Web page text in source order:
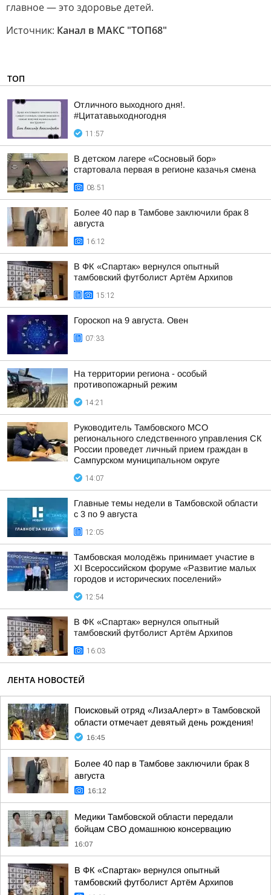
главное — это здоровье детей.
Источник: Канал в МАКС "ТОП68"
ТОП
Отличного выходного дня!.
#Цитатавыходногодня
11:57
В детском лагере «Сосновый бор»
стартовала первая в регионе казачья смена
08:51
Более 40 пар в Тамбове заключили брак 8
августа
16:12
В ФК «Спартак» вернулся опытный
тамбовский футболист Артём Архипов
15:12
Гороскоп на 9 августа. Овен
07:33
На территории региона - особый
противопожарный режим
14:21
Руководитель Тамбовского МСО
регионального следственного управления СК
России проведет личный прием граждан в
Сампурском муниципальном округе
14:07
Главные темы недели в Тамбовской области
с 3 по 9 августа
12:05
Тамбовская молодёжь принимает участие в
XI Всероссийском форуме «Развитие малых
городов и исторических поселений»
12:54
В ФК «Спартак» вернулся опытный
тамбовский футболист Артём Архипов
16:03
ЛЕНТА НОВОСТЕЙ
Поисковый отряд «ЛизаАлерт» в Тамбовской
области отмечает девятый день рождения!
16:45
Более 40 пар в Тамбове заключили брак 8
августа
16:12
Медики Тамбовской области передали
бойцам СВО домашнюю консервацию
16:07
В ФК «Спартак» вернулся опытный
тамбовский футболист Артём Архипов